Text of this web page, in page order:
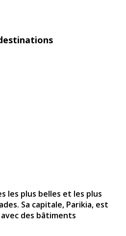
les plus belles et les plus
Sa capitale, Parikia, est
des bâtiments